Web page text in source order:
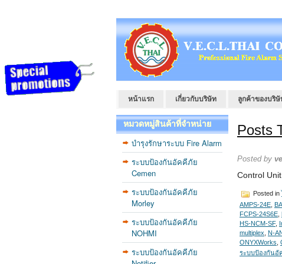
หน้าแรก เกี่ยวกับบริษัท ลูกค้าของบริษั
หมวดหมู่สินค้าที่จำหน่าย
บำรุงรักษาระบบ Fire Alarm
ระบบป้องกันอัคคีภัย
Cemen
ระบบป้องกันอัคคีภัย
Morley
ระบบป้องกันอัคคีภัย
NOHMI
ระบบป้องกันอัคคีภัย
Posts
Posted by
Control
Posted in
AMPS-24E
FCPS-24S6E
HS-NCM-SF,
multiplex
N-
ONYXWorks
ระบบป้องกันอั